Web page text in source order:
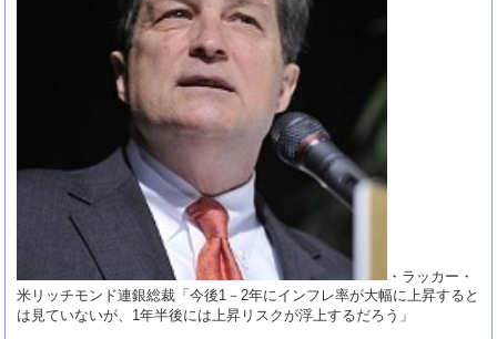
・ラッカー・
米リッチモンド連銀総裁「今後1－2年にインフレ率が大幅に上昇すると
は見ていないが、1年半後には上昇リスクが浮上するだろう」